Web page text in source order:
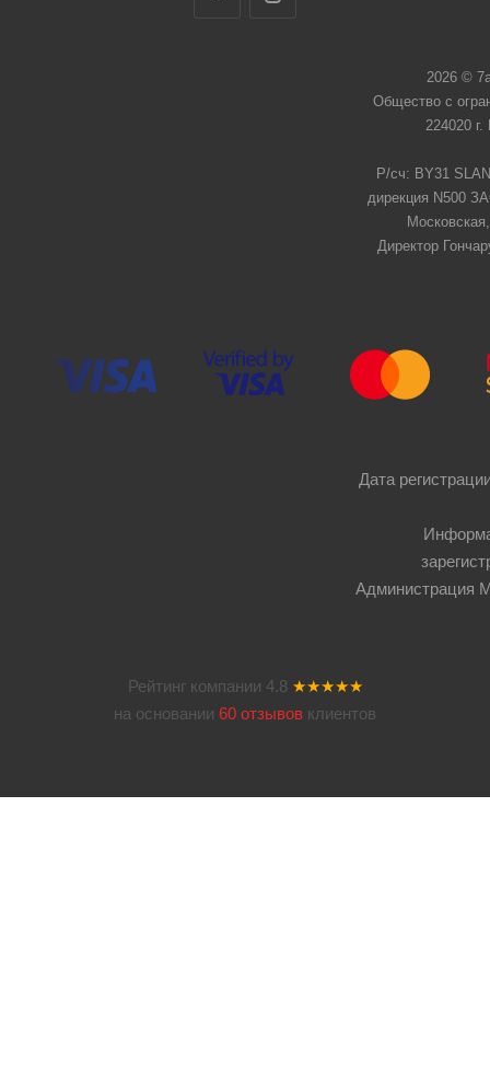
2026 ©
Общество с
224020
Р/сч: BY31
дирекция N500
Директор
Дата
Администрация
Рейтинг компании 4.8 ★★★★★
на основании 60 отзывов клиентов